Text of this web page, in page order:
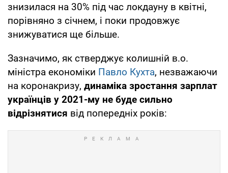
знизилася на 30% під час локдауну в квітні,
порівняно з січнем, і поки продовжує
знижуватися ще більше.
Зазначимо, як стверджує колишній в.о.
міністра економіки Павло Кухта, незважаючи
на коронакризу, динаміка зростання зарплат
українців у 2021-му не буде сильно
відрізнятися від попередніх років: